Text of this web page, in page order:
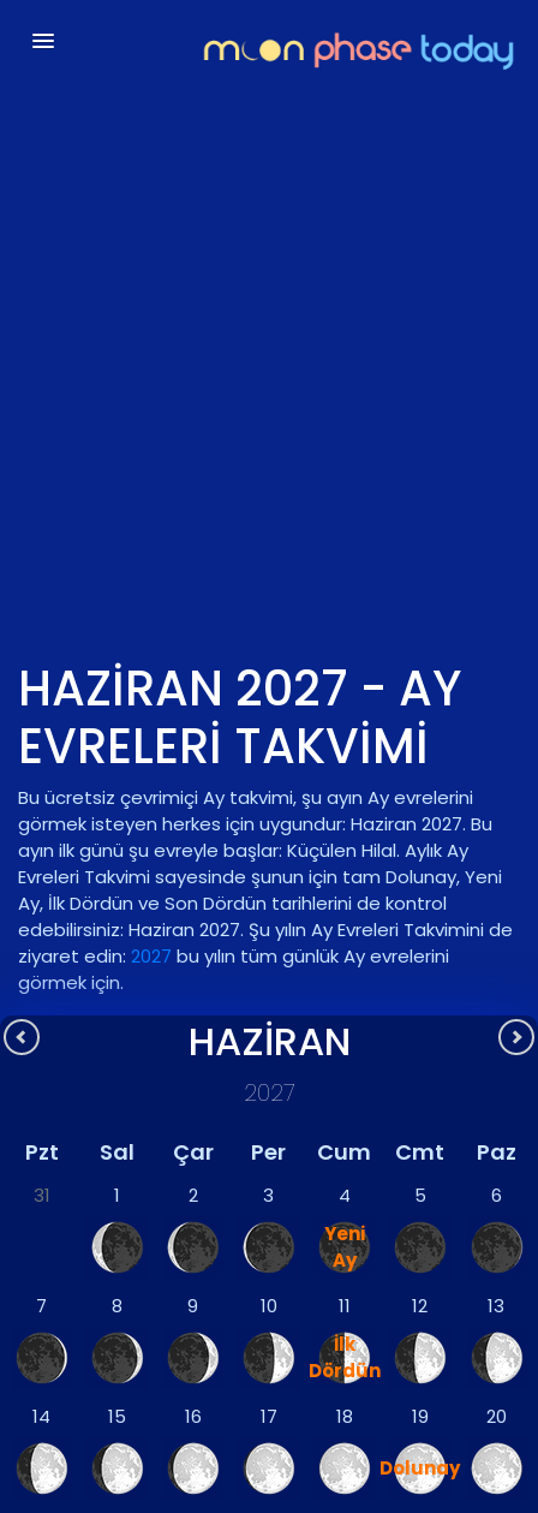
HAZIRAN 2027 - AY
EVRELERI TAKVIMI
Bu ücretsiz çevrimiçi Ay takvimi, şu ayın Ay evrelerini
görmek isteyen herkes için uygundur: Haziran 2027. Bu
ayın ilk günü şu evreyle başlar: Küçülen Hilal. Aylık Ay
Evreleri Takvimi sayesinde şunun için tam Dolunay, Yeni
Ay, İlk Dördün ve Son Dördün tarihlerini de kontrol
edebilirsiniz: Haziran 2027. Şu yılın Ay Evreleri Takvimini de
ziyaret edin: 2027 bu yılın tüm günlük Ay evrelerini
görmek için.
HAZIRAN
2027
Pzt Sal Çar Per Cum Cmt Paz
31 1 2 3
4
Yeni
Ay
5 6
7 8 9 10
11
İlk
Dördün
12 13
14 15 16 17 18 19
Dolunay
20